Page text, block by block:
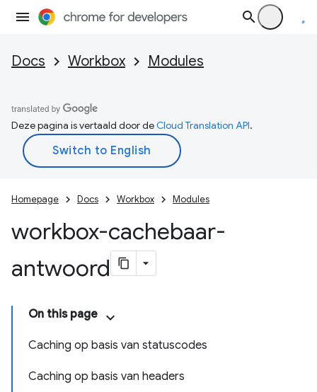
Docs Workbox Modules
Deze pagina is vertaald door deCloud Translation API.
Homepage Docs Workbox Modules
workbox-cachebaar-
antwoord
On this page
Caching op basis van statuscodes
Caching op basis van headers